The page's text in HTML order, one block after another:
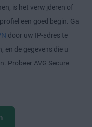
is het verwijderen of
een goed begin. Ga
door uw IP-adres te
en de gegevens die u
Probeer AVG Secure